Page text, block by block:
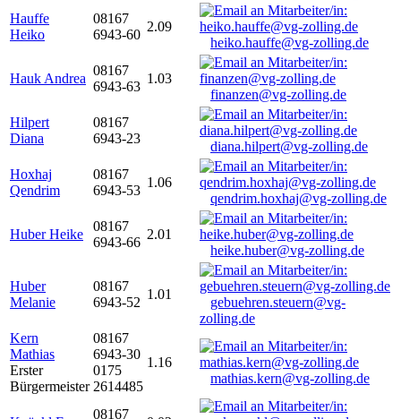
Hauffe
Heiko
08167
6943-60
2.09
heiko.hauffe@vg-zolling.de
Hauk Andrea
08167
6943-63
1.03
finanzen@vg-zolling.de
Hilpert
Diana
08167
6943-23
diana.hilpert@vg-zolling.de
Hoxhaj
Qendrim
08167
6943-53
1.06
qendrim.hoxhaj@vg-zolling.de
Huber Heike
08167
6943-66
2.01
heike.huber@vg-zolling.de
Huber
Melanie
08167
6943-52
1.01
gebuehren.steuern@vg-
zolling.de
Kern
Mathias
Erster
Bürgermeister
08167
6943-30
0175
2614485
1.16
mathias.kern@vg-zolling.de
08167